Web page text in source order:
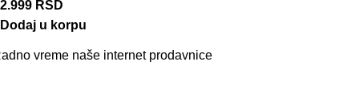
2.999 RSD
Dodaj u korpu
vreme naše internet prodavnice